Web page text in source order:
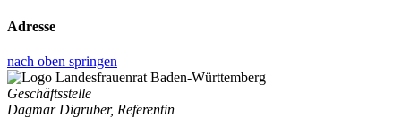
Adresse
nach oben springen
Geschäftsstelle
Dagmar Digruber, Referentin